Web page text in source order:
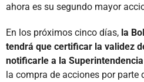
ahora es su segundo mayor
En los próximos cinco días, la
tendrá que certificar la validez
notificarle a la Superintendencia
la compra de acciones por parte